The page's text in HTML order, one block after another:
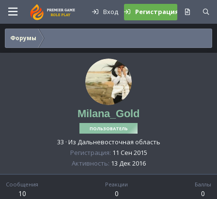
Вход Регистрация
Форумы
Milana_Gold
ПОЛЬЗОВАТЕЛЬ
33 · Из Дальневосточная область
Регистрация 11 Сен 2015
Активность 13 Дек 2016
Сообщения
10
Реакции
0
Баллы
0